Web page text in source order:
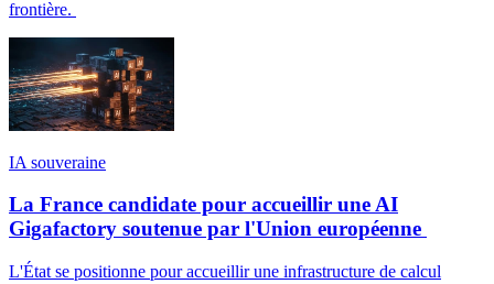
frontière.
IA souveraine
La France candidate pour accueillir une AI
Gigafactory soutenue par l'Union européenne
L'État se positionne pour accueillir une infrastructure de calcul